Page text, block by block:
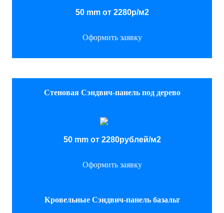
50 mm от 2280р/м2
Оформить заявку
Стеновая Сэндвич-панель под дерево
50 mm от 2280рублей/м2
Оформить заявку
Кровельные Сэндвич-панель базальт